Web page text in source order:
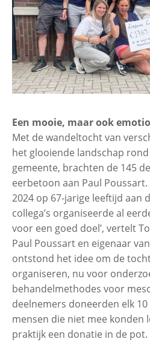
Een mooie, maar ook
Met de wandeltocht van
het glooiende landschap
gemeente, brachten de 145
eerbetoon aan Paul
2024 op 67-jarige leeftijd aan
collega’s organiseerde al
voor een goed doel’, vertelt
Paul Poussart en eigenaar
ontstond het idee om de
organiseren, nu voor
behandelmethodes voor
deelnemers doneerden elk
mensen die niet mee konden
praktijk een donatie in de